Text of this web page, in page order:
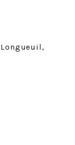
Longueuil,